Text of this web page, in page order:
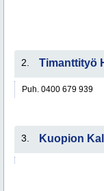
2. Timanttityö
Puh. 0400 679 939
3. Kuopion